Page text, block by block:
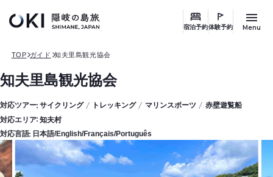
宿泊予約体験予約 Menu
TOP ガイド 知夫里島観光協会
知夫里島観光協会
対応ツアー サイクリング トレッキング マリンスポーツ
赤壁遊覧船
対応エリア 知夫村
対応言語 日本語/English/Français/Português